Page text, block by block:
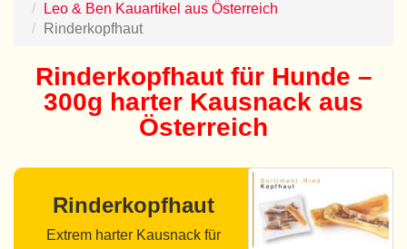
Leo & Ben Kauartikel aus Österreich
Rinderkopfhaut
Rinderkopfhaut für Hunde –
300g harter Kausnack aus
Österreich
Rinderkopfhaut
Extrem harter Kausnack für